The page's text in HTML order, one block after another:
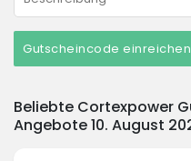
Gutscheincode einreichen
Beliebte Cortexpower
Angebote 10. August